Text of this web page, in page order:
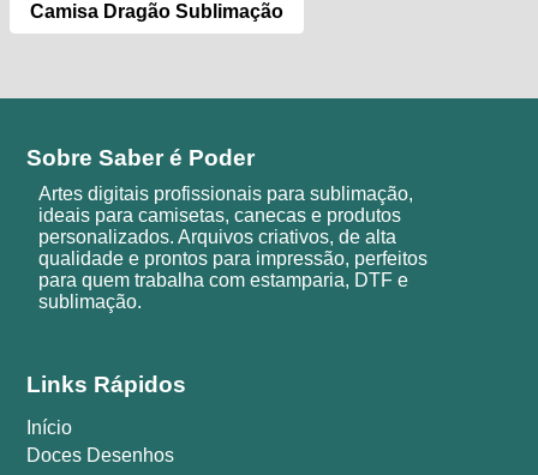
Camisa Dragão Sublimação
Sobre Saber é Poder
Artes digitais profissionais para sublimação,
ideais para camisetas, canecas e produtos
personalizados. Arquivos criativos, de alta
qualidade e prontos para impressão, perfeitos
para quem trabalha com estamparia, DTF e
sublimação.
Links Rápidos
Início
Doces Desenhos